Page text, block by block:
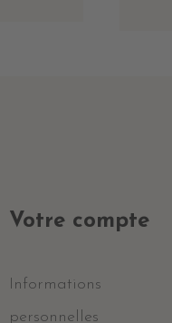
Votre compte
Informations
personnelles